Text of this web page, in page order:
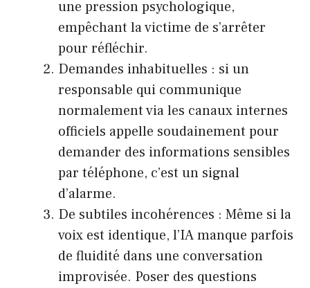
une pression psychologique,
empêchant la victime de s’arrêter
pour réfléchir.
Demandes inhabituelles : si un
responsable qui communique
normalement via les canaux internes
officiels appelle soudainement pour
demander des informations sensibles
par téléphone, c’est un signal
d’alarme.
De subtiles incohérences : Même si la
voix est identique, l’IA manque parfois
de fluidité dans une conversation
improvisée. Poser des questions